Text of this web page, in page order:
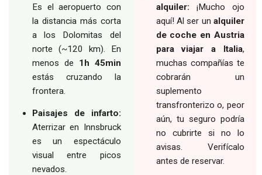
Es el aeropuerto con
la distancia más corta
a los Dolomitas del
norte (~120 km). En
menos de 1h 45min
estás cruzando la
frontera.
Paisajes de infarto:
Aterrizar en Innsbruck
es un espectáculo
visual entre picos
nevados.
alquiler: ¡Mucho ojo
aquí! Al ser un alquiler
de coche en Austria
para viajar a Italia,
muchas compañías te
cobrarán un
suplemento
transfronterizo o, peor
aún, tu seguro podría
no cubrirte si no lo
avisas. Verifícalo
antes de reservar.